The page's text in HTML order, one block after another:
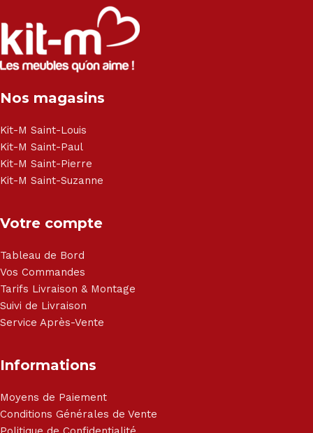
Salon angle - Salon convertible - Salon relax - Canapé -
Canapé lit - Cuisine sur-mesure - Fauteuil - Armoire - Table
et chaise - Meuble de salle de bain - Literie - Lit - Bureau -
Électroménager - Télévision led - Réfrigérateur -
- Matelas - Hifi Hitachi, LG, Sharp, Philips, Bosh, Moulinex,
Haier, Sony, Cecotec, Westpoint, Dyson.
Nos magasins
Kit-M Saint-Louis
Kit-M Saint-Paul
Kit-M Saint-Pierre
Kit-M Saint-Suzanne
Votre compte
Tableau de Bord
Vos Commandes
Tarifs Livraison & Montage
Suivi de Livraison
Service Après-Vente
Informations
Moyens de Paiement
Conditions Générales de Vente